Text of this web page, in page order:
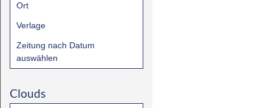
Ort
Verlage
Zeitung nach Datum
auswählen
Clouds